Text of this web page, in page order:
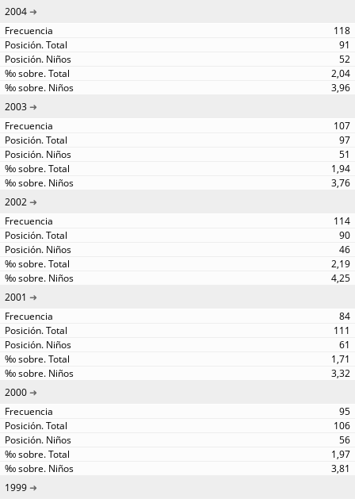
2004
118
91
52
2,04
3,96
2003
107
97
51
1,94
3,76
2002
114
90
46
2,19
4,25
2001
84
111
61
1,71
3,32
2000
95
106
56
1,97
3,81
1999